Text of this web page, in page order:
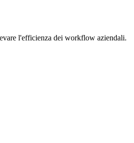
l'efficienza dei workflow aziendali.